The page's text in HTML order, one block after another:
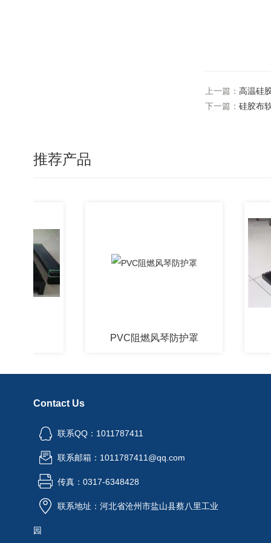
上一篇： 高温硅
下一篇： 硅胶布
推荐产品
PVC阻燃风琴防护罩
Contact Us
联系QQ：1011787411
联系邮箱：1011787411@qq.com
传真：0317-6348428
联系地址：河北省沧州市盐山县蔡八里工业
园